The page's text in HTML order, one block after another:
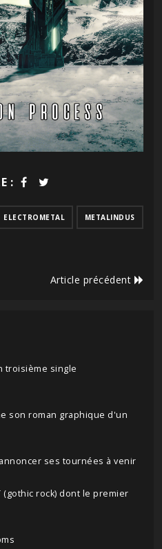
:
ELECTROMETAL METALINDUS
Article précédent
troisième single
son roman graphique d'un
ses tournées à venir
(gothic rock) dont le premier